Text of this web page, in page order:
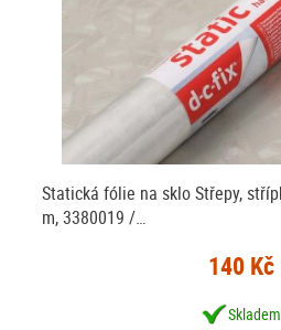
Statická fólie na sklo Střepy,
m, 3380019 /…
140 Kč
Skladem